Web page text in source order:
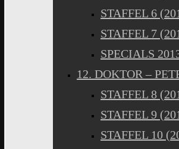
STAFFEL 6
STAFFEL 7
SPECIALS
12. DOKTOR –
STAFFEL 8
STAFFEL 9
STAFFEL 10